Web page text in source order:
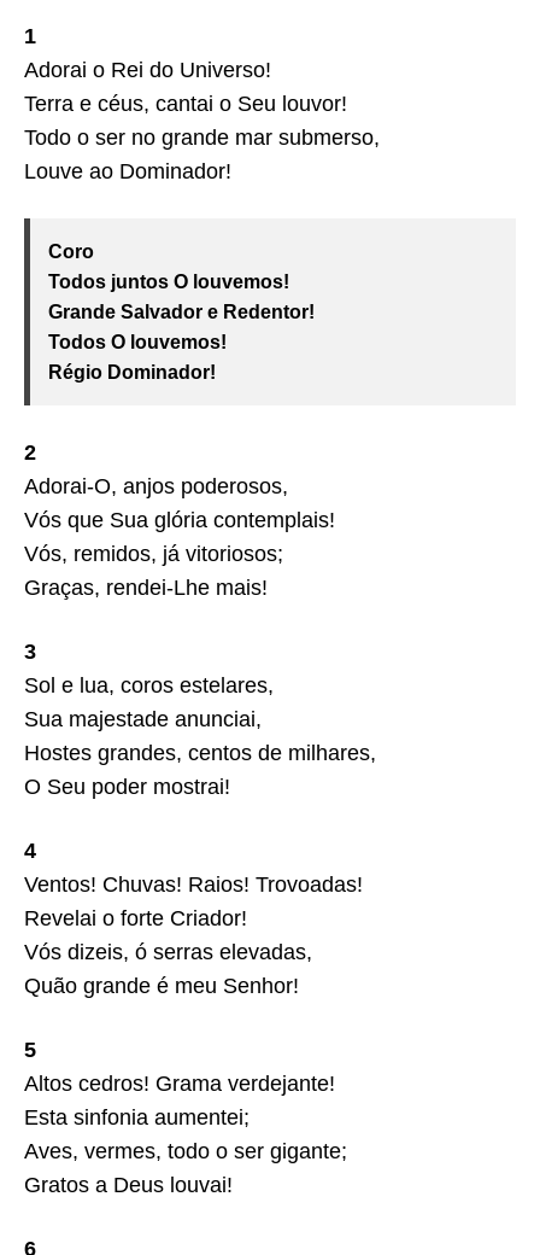
1
Adorai o Rei do Universo!
Terra e céus, cantai o Seu louvor!
Todo o ser no grande mar submerso,
Louve ao Dominador!
Coro
Todos juntos O louvemos!
Grande Salvador e Redentor!
Todos O louvemos!
Régio Dominador!
2
Adorai-O, anjos poderosos,
Vós que Sua glória contemplais!
Vós, remidos, já vitoriosos;
Graças, rendei-Lhe mais!
3
Sol e lua, coros estelares,
Sua majestade anunciai,
Hostes grandes, centos de milhares,
O Seu poder mostrai!
4
Ventos! Chuvas! Raios! Trovoadas!
Revelai o forte Criador!
Vós dizeis, ó serras elevadas,
Quão grande é meu Senhor!
5
Altos cedros! Grama verdejante!
Esta sinfonia aumentei;
Aves, vermes, todo o ser gigante;
Gratos a Deus louvai!
6